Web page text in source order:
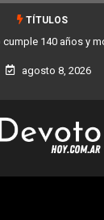
TÍTULOS
cumple 140 años y
agosto 8, 2026